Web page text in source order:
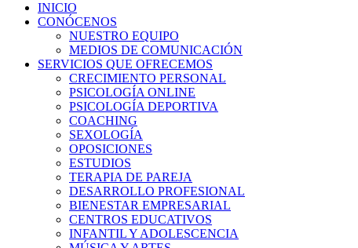
INICIO
CONÓCENOS
NUESTRO EQUIPO
MEDIOS DE COMUNICACIÓN
SERVICIOS QUE OFRECEMOS
CRECIMIENTO PERSONAL
PSICOLOGÍA ONLINE
PSICOLOGÍA DEPORTIVA
COACHING
SEXOLOGÍA
OPOSICIONES
ESTUDIOS
TERAPIA DE PAREJA
DESARROLLO PROFESIONAL
BIENESTAR EMPRESARIAL
CENTROS EDUCATIVOS
INFANTIL Y ADOLESCENCIA